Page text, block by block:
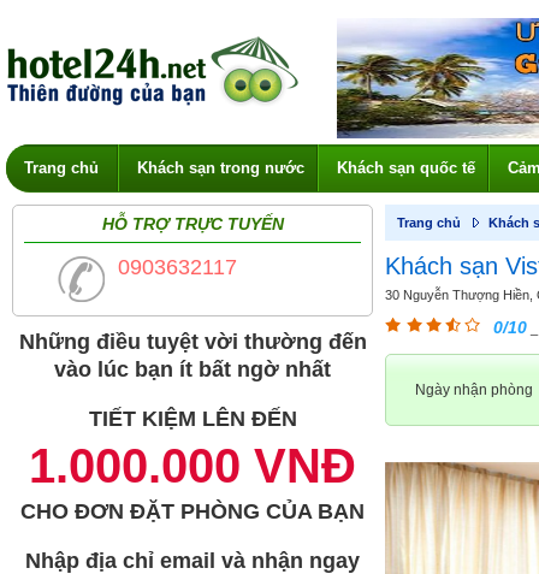
Trang chủ Khách sạn trong nước Khách sạn quốc tế
HỖ TRỢ TRỰC TUYẾN
0903632117
Những điều tuyệt vời thường đến
vào lúc bạn ít bất ngờ nhất
TIẾT KIỆM LÊN ĐẾN
1.000.000 VNĐ
CHO ĐƠN ĐẶT PHÒNG CỦA BẠN
Nhập địa chỉ email và nhận ngay
Trang chủ Khách
Khách sạn
30 Nguyễn Thượng
0/10
Ngày nhận phòng